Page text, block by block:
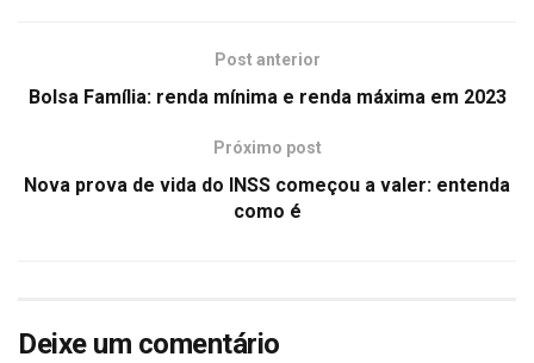
Post anterior
Bolsa Família: renda mínima e renda máxima em 2023
Próximo post
Nova prova de vida do INSS começou a valer: entenda
como é
Deixe um comentário